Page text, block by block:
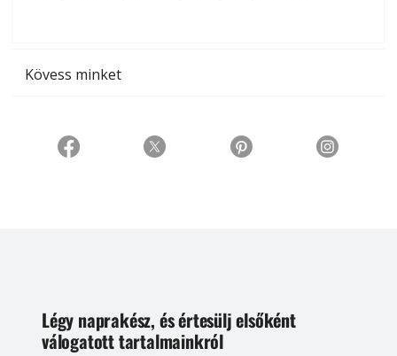
Kövess minket
Légy naprakész, és értesülj elsőként
válogatott tartalmainkról